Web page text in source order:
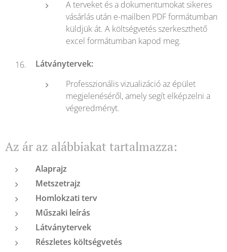
A terveket és a dokumentumokat sikeres
vásárlás után e-mailben PDF formátumban
küldjük át. A költségvetés szerkeszthető
excel formátumban kapod meg.
Látványtervek:
Professzionális vizualizáció az épület
megjelenéséről, amely segít elképzelni a
végeredményt.
Az ár az alábbiakat tartalmazza:
Alaprajz
Metszetrajz
Homlokzati terv
Műszaki leírás
Látványtervek
Részletes költségvetés